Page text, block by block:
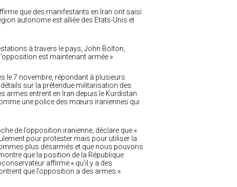
que des manifestants en Iran ont saisi
autonome est alliée des Etats-Unis et
à travers le pays, John Bolton,
est maintenant armée ».
le 7 novembre, répondant à plusieurs
sur la prétendue militarisation des
armes entrent en Iran depuis le Kurdistan
une police des mœurs iraniennes qui
de l’opposition iranienne, déclare que «
pour protester mais pour utiliser la
plus désarmés et que nous pouvons
que la position de la République
affirme « qu’il y a des
que l’opposition a des armes ».